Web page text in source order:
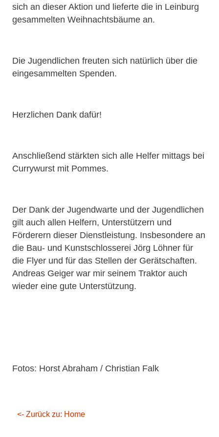
sich an dieser Aktion und lieferte die in Leinburg
gesammelten Weihnachtsbäume an.
Die Jugendlichen freuten sich natürlich über die
eingesammelten Spenden.
Herzlichen Dank dafür!
Anschließend stärkten sich alle Helfer mittags bei
Currywurst mit Pommes.
Der Dank der Jugendwarte und der Jugendlichen
gilt auch allen Helfern, Unterstützern und
Förderern dieser Dienstleistung. Insbesondere an
die Bau- und Kunstschlosserei Jörg Löhner für
die Flyer und für das Stellen der Gerätschaften.
Andreas Geiger war mir seinem Traktor auch
wieder eine gute Unterstützung.
Fotos: Horst Abraham / Christian Falk
<- Zurück zu: Home